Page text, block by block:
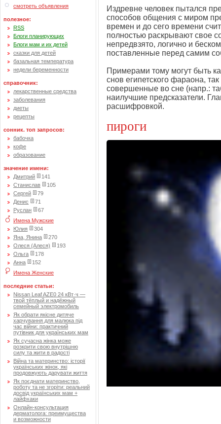
смотреть объявления
полезное:
RSS
Блоги планирующих
Блоги мам и их детей
сказки для детей
базальная температура
недели беременности
справочник:
лекарственные средства
заболевания
диеты
рецепты
сонник. топ запросов:
бабочка
кофе
образование
значение имени:
Дмитрий
141
Станислав
105
Сергей
79
Денис
71
Руслан
67
Имена Мужские
Юлия
304
Яна, Янина
270
Олеся (Алеся)
193
Ольга
178
Анна
152
Имена Женские
последние статьи:
Nissan Leaf AZE0 24 кВт·ч —
твой тёплый и надёжный
семейный электромобиль
Як обрати якісне дитяче
харчування для малюка під
час війни: практичний
путівник для українських мам
Як сучасна жінка може
розкрити свою внутрішню
силу та жити в радості
Війна та материнство: історії
українських жінок, які
продовжують дарувати життя
Як поєднати материнство,
роботу та не згоріти: реальний
досвід українських мам +
лайфхаки
Онлайн-консультация
дерматолога: преимущества
и возможности
Издревне человек пытался
способов общения с миром
времен и до сего времени
полностью раскрывают свое
непредвзято, логично и
поставленные перед самим
Примерами тому могут быть
снов египетского фараона,
совершенные во сне (напр.:
наилучшие предсказатели.
расшифровкой.
пироги